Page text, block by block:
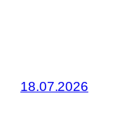
18.07.2026